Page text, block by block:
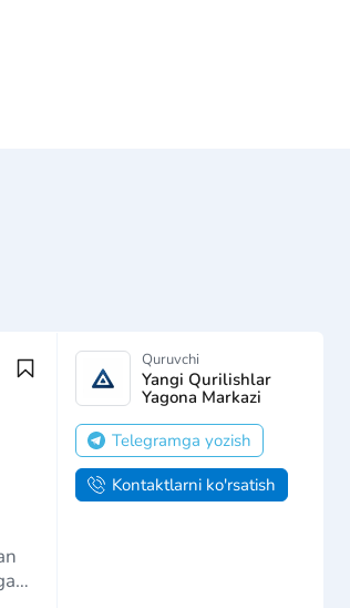
Quruvchi
Yangi Qurilishlar
Yagona Markazi
Telegramga yozish
Kontaktlarni ko'rsatish